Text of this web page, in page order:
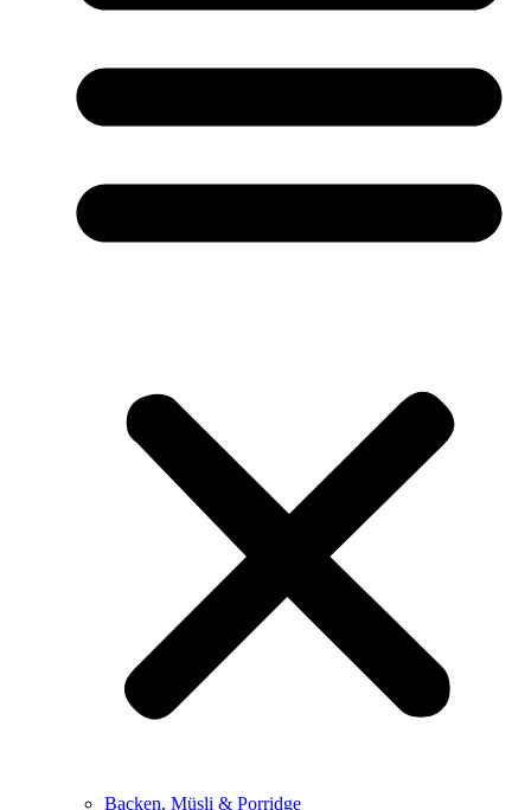
Backen, Müsli & Porridge